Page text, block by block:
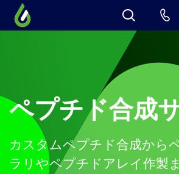
ペプチド合成
カスタムペプチド合成から
ラリやペプチドアレイ作製